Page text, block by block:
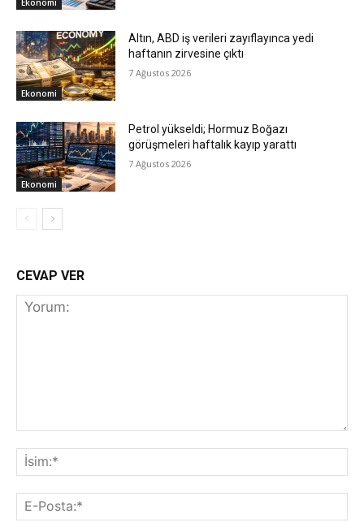
Ekonomi
Ekonomi
Altın, ABD iş verileri zayıflayınca yedi
haftanın zirvesine çıktı
7 Ağustos 2026
Ekonomi
Petrol yükseldi; Hormuz Boğazı
görüşmeleri haftalık kayıp yarattı
7 Ağustos 2026
CEVAP VER
Yorum:
E-